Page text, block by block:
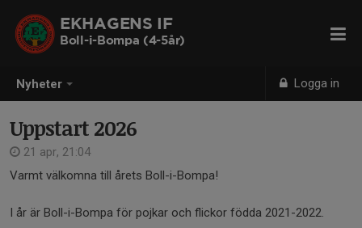
Nyheter Logga in
EKHAGENS IF
Boll-i-Bompa (4-5år)
Uppstart 2026
21 apr, 21:04
Varmt välkomna till årets Boll-i-Bompa!
I år är Boll-i-Bompa för pojkar och flickor födda 2021-2022.